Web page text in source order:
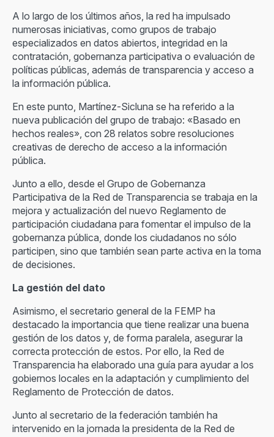
A lo largo de los últimos años, la red ha impulsado
numerosas iniciativas, como grupos de trabajo
especializados en datos abiertos, integridad en la
contratación, gobernanza participativa o evaluación de
políticas públicas, además de transparencia y acceso a
la información pública.
En este punto, Martínez-Sicluna se ha referido a la
nueva publicación del grupo de trabajo: «Basado en
hechos reales», con 28 relatos sobre resoluciones
creativas de derecho de acceso a la información
pública.
Junto a ello, desde el Grupo de Gobernanza
Participativa de la Red de Transparencia se trabaja en la
mejora y actualización del nuevo Reglamento de
participación ciudadana para fomentar el impulso de la
gobernanza pública, donde los ciudadanos no sólo
participen, sino que también sean parte activa en la toma
de decisiones.
La gestión del dato
Asimismo, el secretario general de la FEMP ha
destacado la importancia que tiene realizar una buena
gestión de los datos y, de forma paralela, asegurar la
correcta protección de estos. Por ello, la Red de
Transparencia ha elaborado una guía para ayudar a los
gobiernos locales en la adaptación y cumplimiento del
Reglamento de Protección de datos.
Junto al secretario de la federación también ha
intervenido en la jornada la presidenta de la Red de